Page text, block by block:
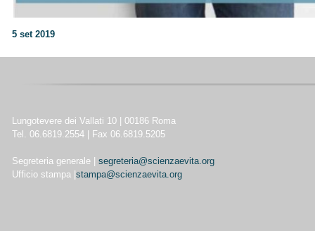
5 set 2019
Lungotevere dei Vallati 10 | 00186 Roma
Tel. 06.6819.2554 | Fax 06.6819.5205
Segreteria generale |
segreteria@scienzaevita.org
Ufficio stampa | stampa@scienzaevita.org